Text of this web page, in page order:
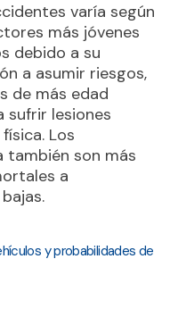
varía según
más jóvenes
debido a su
a asumir riesgos,
de más edad
sufrir lesiones
Los
también son más
a
y probabilidades de